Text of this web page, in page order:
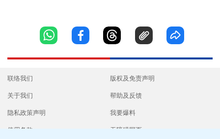
联络我们
关于我们
隐私政策声明
使用条款
版权及免责声明
帮助及反馈
我要爆料
无障碍网页